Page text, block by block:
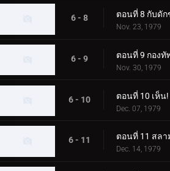
6 - 8
Nov. 23, 1979
6 - 9
Nov. 30, 1979
6 - 10
Dec. 07, 1979
6 - 11
Dec. 14, 1979